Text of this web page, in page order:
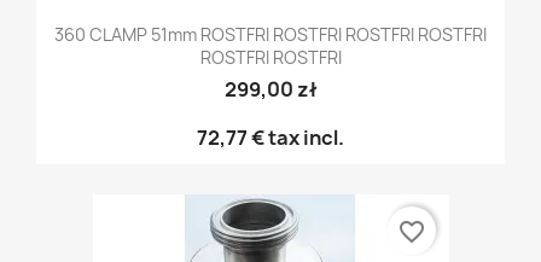
360 CLAMP 51mm ROSTFRI ROSTFRI ROSTFRI ROSTFRI
ROSTFRI ROSTFRI
299,00 zł
72,77 €tax incl.
favorite_border